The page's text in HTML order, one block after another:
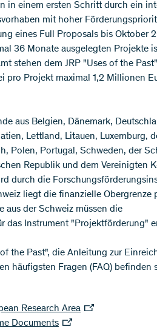
in einem ersten Schritt durch ein
mit hoher
eines Full Proposals bis Oktober
36 Monate ausgelegten Projekte
stehen dem JRP "Uses of the
pro Projekt maximal 1,2 Millionen
aus Belgien, Dänemark,
Lettland, Litauen, Luxemburg,
Polen, Portugal, Schweden, der
Republik und dem Vereinigten
durch die
liegt die finanzielle Obergrenze
aus der Schweiz müssen die
das Instrument "Projektförderung"
the Past", die Anleitung zur
häufigsten Fragen (FAQ) befinden
Research Area
Documents